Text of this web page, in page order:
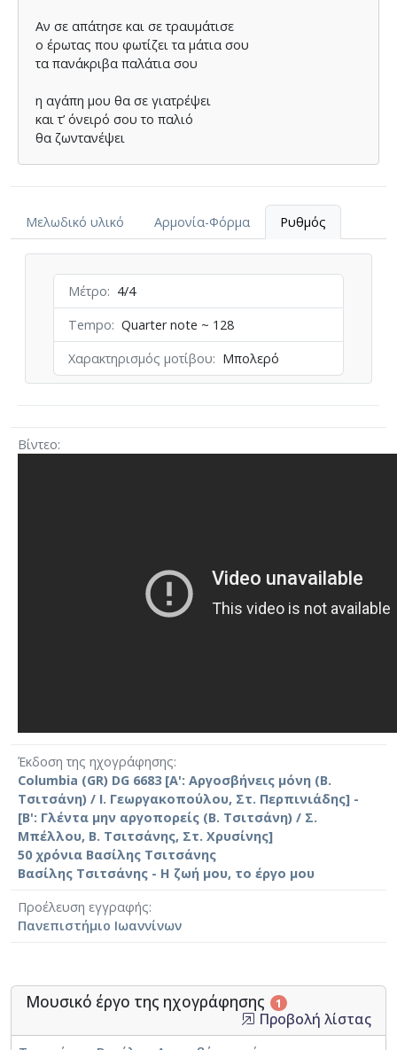
Αν σε απάτησε και σε τραυμάτισε
ο έρωτας που φωτίζει τα μάτια σου
τα πανάκριβα παλάτια σου
η αγάπη μου θα σε γιατρέψει
και τ’ όνειρό σου το παλιό
θα ζωντανέψει
Μελωδικό υλικό Αρμονία-Φόρμα Ρυθμός
Μέτρο
4/4
Tempo
Quarter note ~ 128
Χαρακτηρισμός μοτίβου
Mπολερό
Βίντεο
Έκδοση της ηχογράφησης
Columbia (GR) DG 6683 [Α': Αργοσβήνεις μόνη (Β.
Τσιτσάνη) / Ι. Γεωργακοπούλου, Στ. Περπινιάδης] -
[Β': Γλέντα μην αργοπορείς (Β. Τσιτσάνη) / Σ.
Μπέλλου, Β. Τσιτσάνης, Στ. Χρυσίνης]
50 χρόνια Βασίλης Τσιτσάνης
Βασίλης Τσιτσάνης - Η ζωή μου, το έργο μου
Προέλευση εγγραφής
Πανεπιστήμιο Ιωαννίνων
Μουσικό έργο της ηχογράφησης 1
Προβολή λίστας